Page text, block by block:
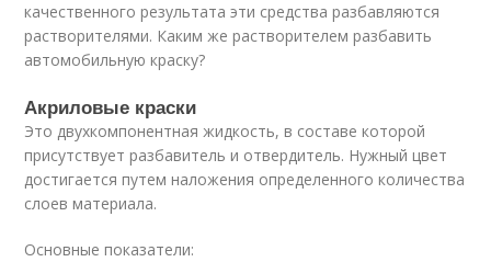
качественного результата эти средства разбавляются
растворителями. Каким же растворителем разбавить
автомобильную краску?
Акриловые краски
Это двухкомпонентная жидкость, в составе которой
присутствует разбавитель и отвердитель. Нужный цвет
достигается путем наложения определенного количества
слоев материала.
Основные показатели: